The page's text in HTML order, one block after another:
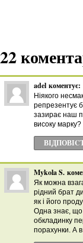
22
adel коментує:
Ніякого
репрезентує
зазирає наш
високу марку?
Mykola S.
Як можна
рідний брат
як і його
Одна знає, що
обкладинку
порахунки. А